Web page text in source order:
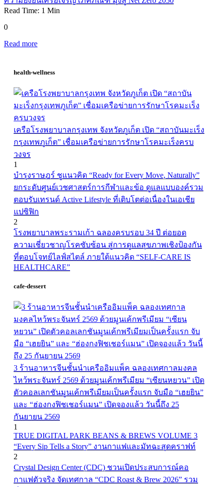
Read Time: 1 Min
0
Read more
health-wellness
เครือโรงพยาบาลกรุงเทพ จังหวัดภูเก็ต เปิด “สถาบันมะเร็ง
กรุงเทพภูเก็ต” เชื่อมเครือข่ายการรักษาโรคมะเร็งครบ
วงจร
1
บำรุงราษฎร์ ชูแนวคิด “Ready for Every Move, Naturally”
ยกระดับศูนย์เวชศาสตร์การกีฬาและข้อ ดูแลแบบองค์รวม
ตอบรับเทรนด์ Active Lifestyle ที่เติบโตต่อเนื่องในเอเชีย
แปซิฟิก
2
โรงพยาบาลพระรามเก้า ฉลองครบรอบ 34 ปี ต่อยอด
ความเชี่ยวชาญโรคซับซ้อน สู่การดูแลสุขภาพเชิงป้องกัน
ที่ตอบโจทย์ไลฟ์สไตล์ ภายใต้แนวคิด “SELF-CARE IS
HEALTHCARE”
cafe-dessert
3 ร้านอาหารจีนชั้นนำเครืออิมแพ็ค ฉลองเทศกาลมงคล
ไหว้พระจันทร์ 2569 ด้วยมูนเค้กพรีเมียม “เซียนหยวน” เปิด
ตัวคอลเลกชันมูนเค้กพรีเมียมเป็นครั้งแรก จับมือ “เฮยยิน”
และ “ฮ่องกงฟิชเชอร์แมน” เปิดจองแล้ว วันนี้ถึง 25
กันยายน 2569
1
TRUE DIGITAL PARK BEANS & BREWS VOLUME 3
“Every Sip Tells a Story” งานกาแฟและมัทฉะสุดคราฟท์
2
Crystal Design Center (CDC) ชวนเปิดประสบการณ์คอ
กาแฟตัวจริง จัดเทศกาล “CDC Roast & Brew 2026” รวม